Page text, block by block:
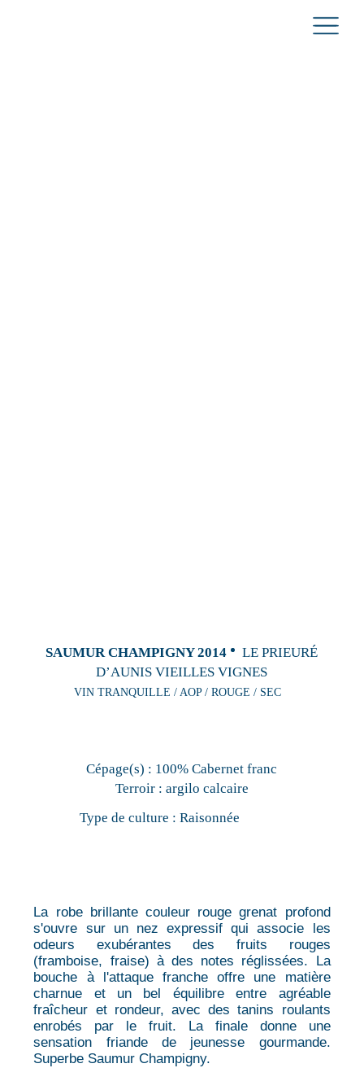
SAUMUR CHAMPIGNY 2014
LE PRIEURÉ
D’AUNIS VIEILLES VIGNES
VIN TRANQUILLE / AOP / ROUGE / SEC
Cépage(s) : 100% Cabernet franc
Terroir : argilo calcaire
Type de culture : Raisonnée
La robe brillante couleur rouge grenat profond
s'ouvre sur un nez expressif qui associe les
odeurs exubérantes des fruits rouges
(framboise, fraise) à des notes réglissées. La
bouche à l'attaque franche offre une matière
charnue et un bel équilibre entre agréable
fraîcheur et rondeur, avec des tanins roulants
enrobés par le fruit. La finale donne une
sensation friande de jeunesse gourmande.
Superbe Saumur Champigny.